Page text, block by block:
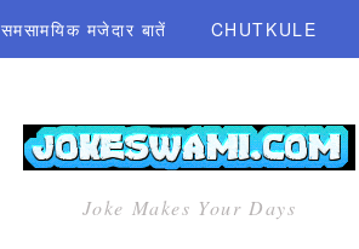
समसामयिक मजेदार बातें CHUTKULE
Joke Makes Your Days